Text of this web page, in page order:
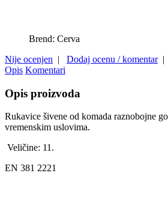
Brend: Cerva
Nije ocenjen | Dodaj ocenu / komentar|
Opis Komentari
Opis proizvoda
Rukavice šivene od komada raznobojne
vremenskim uslovima.
Veličine: 11.
EN 381 2221